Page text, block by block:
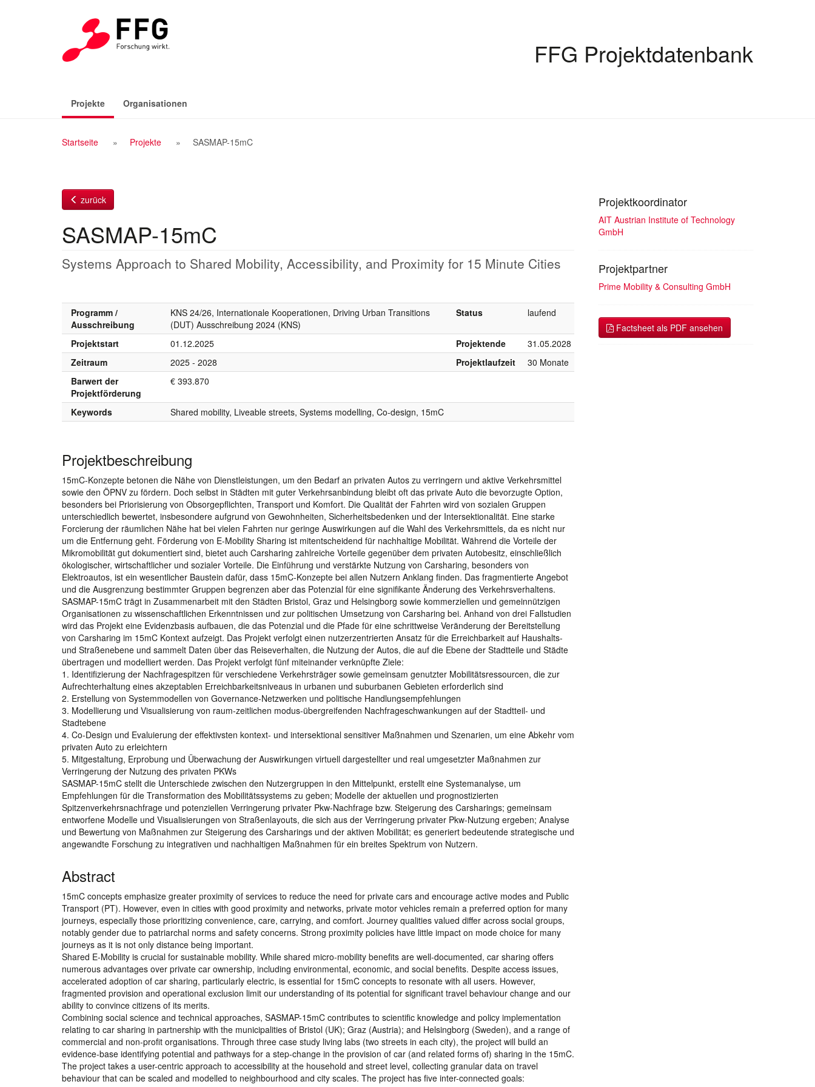
FFG Projektdatenbank
Projekte(aktiv)Organisationen
Breadcrumb
Startseite Projekte SASMAP-15mC
zurück
SASMAP-15mC
Systems Approach to Shared Mobility, Accessibility, and Proximity for 15 Minute Cities
Programm /
Ausschreibung
KNS 24/26, Internationale Kooperationen, Driving Urban Transitions
(DUT) Ausschreibung 2024 (KNS)
Status laufend
Projektstart 01.12.2025 Projektende
31.05.2028
Zeitraum
2025 - 2028 Projektlaufzeit
30 Monate
Barwert der
Projektförderung
€ 393.870
Keywords Shared mobility, Liveable streets, Systems modelling, Co-design, 15mC
Projektbeschreibung
15mC-Konzepte betonen die Nähe von Dienstleistungen, um den Bedarf an privaten Autos zu verringern und aktive Verkehrsmittel
sowie den ÖPNV zu fördern. Doch selbst in Städten mit guter Verkehrsanbindung bleibt oft das private Auto die bevorzugte Option,
besonders bei Priorisierung von Obsorgepflichten, Transport und Komfort. Die Qualität der Fahrten wird von sozialen Gruppen
unterschiedlich bewertet, insbesondere aufgrund von Gewohnheiten, Sicherheitsbedenken und der Intersektionalität. Eine starke
Forcierung der räumlichen Nähe hat bei vielen Fahrten nur geringe Auswirkungen auf die Wahl des Verkehrsmittels, da es nicht nur
um die Entfernung geht. Förderung von E-Mobility Sharing ist mitentscheidend für nachhaltige Mobilität. Während die Vorteile der
Mikromobilität gut dokumentiert sind, bietet auch Carsharing zahlreiche Vorteile gegenüber dem privaten Autobesitz, einschließlich
ökologischer, wirtschaftlicher und sozialer Vorteile. Die Einführung und verstärkte Nutzung von Carsharing, besonders von
Elektroautos, ist ein wesentlicher Baustein dafür, dass 15mC-Konzepte bei allen Nutzern Anklang finden. Das fragmentierte Angebot
und die Ausgrenzung bestimmter Gruppen begrenzen aber das Potenzial für eine signifikante Änderung des Verkehrsverhaltens.
SASMAP-15mC trägt in Zusammenarbeit mit den Städten Bristol, Graz und Helsingborg sowie kommerziellen und gemeinnützigen
Organisationen zu wissenschaftlichen Erkenntnissen und zur politischen Umsetzung von Carsharing bei. Anhand von drei Fallstudien
wird das Projekt eine Evidenzbasis aufbauen, die das Potenzial und die Pfade für eine schrittweise Veränderung der Bereitstellung
von Carsharing im 15mC Kontext aufzeigt. Das Projekt verfolgt einen nutzerzentrierten Ansatz für die Erreichbarkeit auf Haushalts-
und Straßenebene und sammelt Daten über das Reiseverhalten, die Nutzung der Autos, die auf die Ebene der Stadtteile und Städte
übertragen und modelliert werden. Das Projekt verfolgt fünf miteinander verknüpfte Ziele:
1. Identifizierung der Nachfragespitzen für verschiedene Verkehrsträger sowie gemeinsam genutzter Mobilitätsressourcen, die zur
Aufrechterhaltung eines akzeptablen Erreichbarkeitsniveaus in urbanen und suburbanen Gebieten erforderlich sind
2. Erstellung von Systemmodellen von Governance-Netzwerken und politische Handlungsempfehlungen
3. Modellierung und Visualisierung von raum-zeitlichen modus-übergreifenden Nachfrageschwankungen auf der Stadtteil- und
Stadtebene
4. Co-Design und Evaluierung der effektivsten kontext- und intersektional sensitiver Maßnahmen und Szenarien, um eine Abkehr vom
privaten Auto zu erleichtern
5. Mitgestaltung, Erprobung und Überwachung der Auswirkungen virtuell dargestellter und real umgesetzter Maßnahmen zur
Verringerung der Nutzung des privaten PKWs
SASMAP-15mC stellt die Unterschiede zwischen den Nutzergruppen in den Mittelpunkt, erstellt eine Systemanalyse, um
Empfehlungen für die Transformation des Mobilitätssystems zu geben; Modelle der aktuellen und prognostizierten
Spitzenverkehrsnachfrage und potenziellen Verringerung privater Pkw-Nachfrage bzw. Steigerung des Carsharings; gemeinsam
entworfene Modelle und Visualisierungen von Straßenlayouts, die sich aus der Verringerung privater Pkw-Nutzung ergeben; Analyse
und Bewertung von Maßnahmen zur Steigerung des Carsharings und der aktiven Mobilität; es generiert bedeutende strategische und
angewandte Forschung zu integrativen und nachhaltigen Maßnahmen für ein breites Spektrum von Nutzern.
Abstract
15mC concepts emphasize greater proximity of services to reduce the need for private cars and encourage active modes and Public
Transport (PT). However, even in cities with good proximity and networks, private motor vehicles remain a preferred option for many
journeys, especially those prioritizing convenience, care, carrying, and comfort. Journey qualities valued differ across social groups,
notably gender due to patriarchal norms and safety concerns. Strong proximity policies have little impact on mode choice for many
journeys as it is not only distance being important.
Shared E-Mobility is crucial for sustainable mobility. While shared micro-mobility benefits are well-documented, car sharing offers
numerous advantages over private car ownership, including environmental, economic, and social benefits. Despite access issues,
accelerated adoption of car sharing, particularly electric, is essential for 15mC concepts to resonate with all users. However,
fragmented provision and operational exclusion limit our understanding of its potential for significant travel behaviour change and our
ability to convince citizens of its merits.
Combining social science and technical approaches, SASMAP-15mC contributes to scientific knowledge and policy implementation
relating to car sharing in partnership with the municipalities of Bristol (UK); Graz (Austria); and Helsingborg (Sweden), and a range of
commercial and non-profit organisations. Through three case study living labs (two streets in each city), the project will build an
evidence-base identifying potential and pathways for a step-change in the provision of car (and related forms of) sharing in the 15mC.
The project takes a user-centric approach to accessibility at the household and street level, collecting granular data on travel
behaviour that can be scaled and modelled to neighbourhood and city scales. The project has five inter-connected goals:
Projektkoordinator
AIT Austrian Institute of Technology
GmbH
Projektpartner
Prime Mobility & Consulting GmbH
Factsheet als PDF ansehen